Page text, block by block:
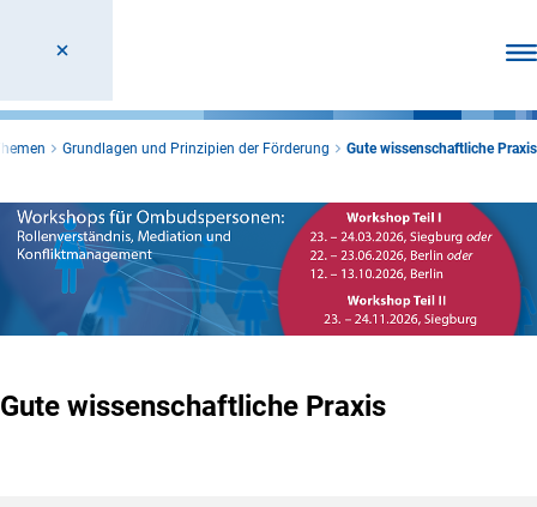
Grundlagen und Prinzipien der Förderung Gute wissenschaftliche Praxis
Gute wissenschaftliche Praxis